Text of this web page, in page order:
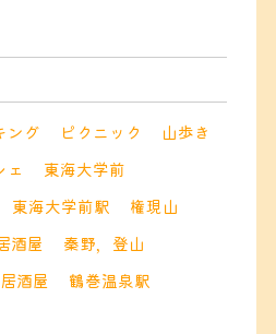
ング ピクニック
山歩き
ェ
東海大学前
東海大学前駅
権現山
酒屋
秦野，登山
酒屋
鶴巻温泉駅